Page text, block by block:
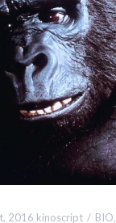
2016 kinoscript BIO,